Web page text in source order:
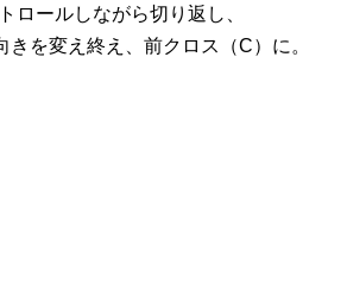
ロールしながら切り返し、
を変え終え、前クロス（C）に。